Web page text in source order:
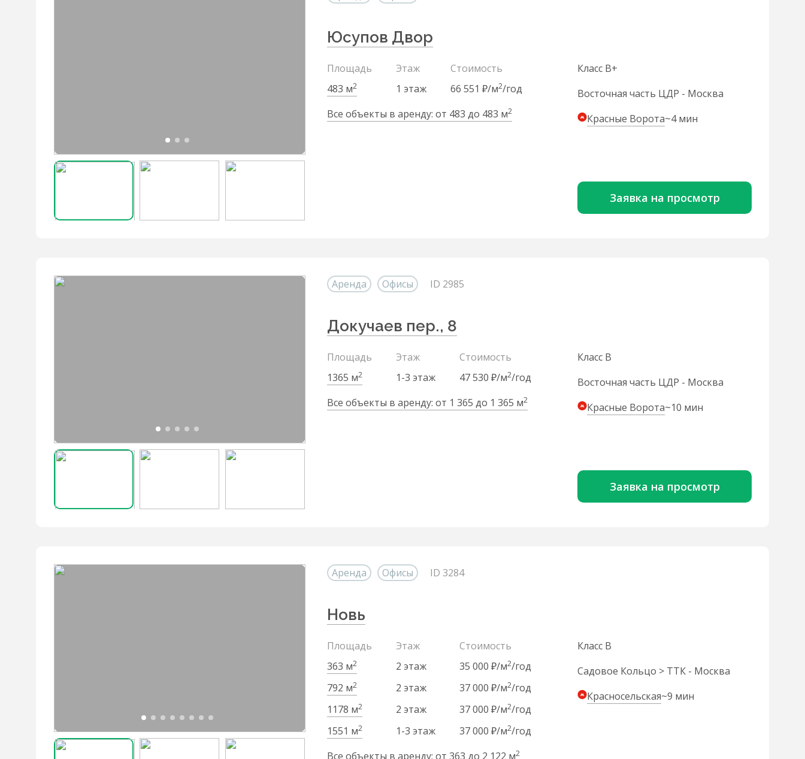
Юсупов Двор
Площадь Этаж
Стоимость
483 м2 1 этаж 66 551 ₽/м2/год
Все объекты в аренду: от 483 до 483 м2
Класс B+
Восточная часть ЦДР - Москва
Красные Ворота~4 мин
Заявка на просмотр
Аренда Офисы ID 2985
Докучаев пер., 8
Площадь Этаж
Стоимость
1365 м2 1-3 этаж 47 530 ₽/м2/год
Все объекты в аренду: от 1 365 до 1 365 м2
Класс B
Восточная часть ЦДР - Москва
Красные Ворота~10 мин
Заявка на просмотр
Аренда Офисы ID 3284
Новь
Площадь Этаж
Стоимость
363 м2 2 этаж 35 000 ₽/м2/год
792 м2 2 этаж 37 000 ₽/м2/год
1178 м2 2 этаж 37 000 ₽/м2/год
1551 м2 1-3 этаж 37 000 ₽/м2/год
Все объекты в аренду: от 363 до 2 122 м2
Класс B
Садовое Кольцо > ТТК - Москва
Красносельская~9 мин